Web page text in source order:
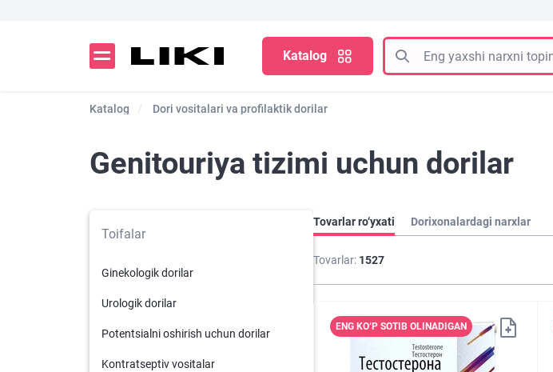
Katalog
Katalog Dori vositalari va profilaktik dorilar
Genitouriya tizimi uchun dorilar
Toifalar
Ginekologik dorilar
Urologik dorilar
Potentsialni oshirish uchun dorilar
Kontratseptiv vositalar
Tovarlar ro‘yxati Dorixonalardagi narxlar
Tovarlar: 1527
ENG KO‘P SOTIB OLINADIGAN